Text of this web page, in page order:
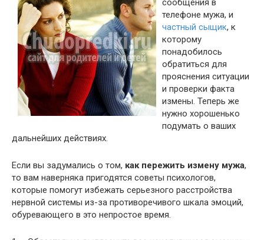
сообщения в
телефоне мужа, и
частный сыщик, к
которому
понадобилось
обратиться для
прояснения ситуации
и проверки факта
измены. Теперь же
нужно хорошенько
подумать о ваших
дальнейших действиях.
Если вы задумались о том, как пережить измену мужа,
то вам наверняка пригодятся советы психологов,
которые помогут избежать серьезного расстройства
нервной системы из-за противоречивого шкала эмоций,
обуревающего в это непростое время.